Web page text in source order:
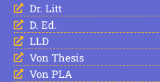
Dr. Litt
D. Ed.
LLD
Von Thesis
Von PLA